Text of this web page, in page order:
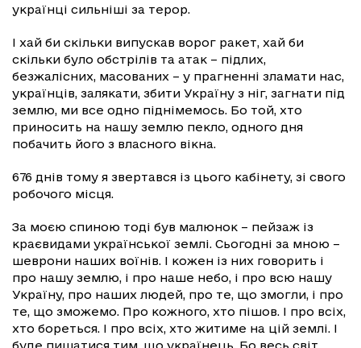
українці сильніші за терор.
І хай би скільки випускав ворог ракет, хай би
скільки було обстрілів та атак – підлих,
безжалісних, масованих – у прагненні зламати нас,
українців, залякати, збити Україну з ніг, загнати під
землю, ми все одно піднімемось. Бо той, хто
приносить на нашу землю пекло, одного дня
побачить його з власного вікна.
676 днів тому я звертався із цього кабінету, зі свого
робочого місця.
За моєю спиною тоді був малюнок – пейзаж із
краєвидами української землі. Сьогодні за мною –
шеврони наших воїнів. І кожен із них говорить і
про нашу землю, і про наше небо, і про всю нашу
Україну, про наших людей, про те, що змогли, і про
те, що зможемо. Про кожного, хто пішов. І про всіх,
хто бореться. І про всіх, хто житиме на цій землі. І
буде пишатися тим, що українець. Бо весь світ